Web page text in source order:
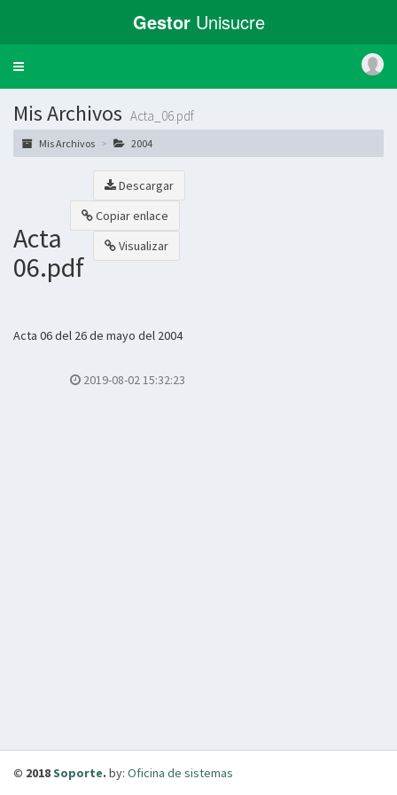
Gestor Unisucre
Toggle
Mis Archivos Acta_06.pdf
Mis Archivos 2004
Descargar
Copiar enlace
Visualizar
Acta
06.pdf
Acta 06 del 26 de mayo del 2004
2019-08-02 15:32:23
© 2018Soporte. by: Oficina de sistemas